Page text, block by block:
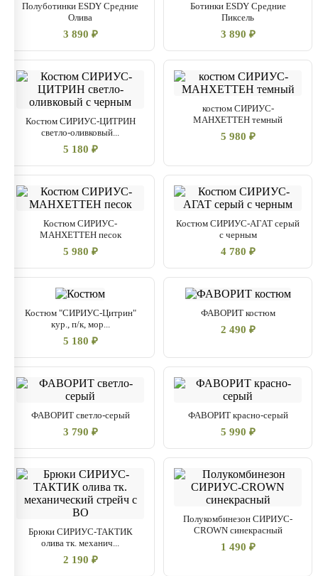
Полуботинки ESDY Средние
Олива
3 890 ₽
Ботинки ESDY Средние
Пиксель
3 890 ₽
Костюм СИРИУС-ЦИТРИН
светло-оливковый...
5 180 ₽
костюм СИРИУС-
МАНХЕТТЕН темный
5 980 ₽
Костюм СИРИУС-
МАНХЕТТЕН песок
5 980 ₽
Костюм СИРИУС-АГАТ серый
с черным
4 780 ₽
Костюм "СИРИУС-Цитрин"
кур., п/к, мор...
5 180 ₽
ФАВОРИТ костюм
2 490 ₽
ФАВОРИТ светло-серый
3 790 ₽
ФАВОРИТ красно-серый
5 990 ₽
Брюки СИРИУС-ТАКТИК
олива тк. механич...
2 190 ₽
Полукомбинезон СИРИУС-
CROWN синекрасный
1 490 ₽